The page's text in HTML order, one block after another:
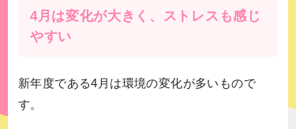
4月は変化が大きく、ストレスも感じ
やすい
新年度である4月は環境の変化が多いもので
す。